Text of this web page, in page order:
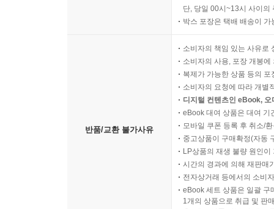
단, 당일 00시~13시 사이의
박스 포장은 택배 배송이
반품/교환 불가사유
소비자의 책임 있는 사유로
소비자의 사용, 포장 개봉
복제가 가능한 상품 등의
소비자의 요청에 따라 개별
디지털 컨텐츠인 eBook,
eBook 대여 상품은 대여 기
모바일 쿠폰 등록 후 취소/
중고상품이 구매확정(자동
LP상품의 재생 불량 원인
시간의 경과에 의해 재판매
전자상거래 등에서의 소비
eBook 세트 상품은 일괄 구
1개의 상품으로 취급 및 판